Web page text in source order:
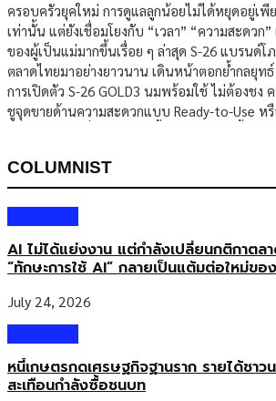
ครอบครัวยุคใหม่ การดูแลลูกน้อยไม่ได้หยุดอยู่เพีย
เท่านั้น แต่ยังเชื่อมโยงกับ “เวลา” “ความสะดวก
ของผู้เป็นแม่มากขึ้นเรื่อย ๆ ล่าสุด S-26 แบรนด์โ
ตลาดไทยมาอย่างยาวนาน เดินหน้าตอกย้ำกลยุท
การเปิดตัว S-26 GOLD3 นมพร้อมใช้ ไม่ต้องชง
ชูจุดขายด้านความสะดวกแบบ Ready-to-Use ห
ผลิตภัณฑ์เด็กไทย ที่แม้ต้องเผชิญแรงกดดันจากอัต
กลุ่มผู้บริโภคที่มีกำลังซื้อ โดยเฉพาะครอบครัวเมื
สินค้าที่ให้ทั้งคุณภาพ มาตรฐาน และความสะดวกใ
นมผงหดตัว แต่พรีเมียมยังมีแรงขับเคลื่อน ข้อมูลจ
ระบุว่า ตลาดนมผงในไทยมีมูลค่าประมาณ
ลดลงราว -11%สอดคล้องกับโครงสร้างประชากรที่
กลับกัน กลุ่มสินค้าพรีเมียมยังมีโอกาสเติบโตจาก
มีไลฟ์สไตล์เร่งรีบ และต้องการทางเลือกที่ช่วยลด
S-26 GOLD3 นมพร้อมใช้ ไม่ต้องชง จึงถูกวางต
COLUMNIST
AI ไม่ได้แย่งงาน แต่กำลังเปลี่ยนกติกาตล
“ทักษะการใช้ AI” กลายเป็นแต้มต่อใหม่ขอ
July 24, 2026
หนี้เกษตรกดเศรษฐกิจฐานราก รายได้ชาว
สะเทือนกำลังซื้อชนบท